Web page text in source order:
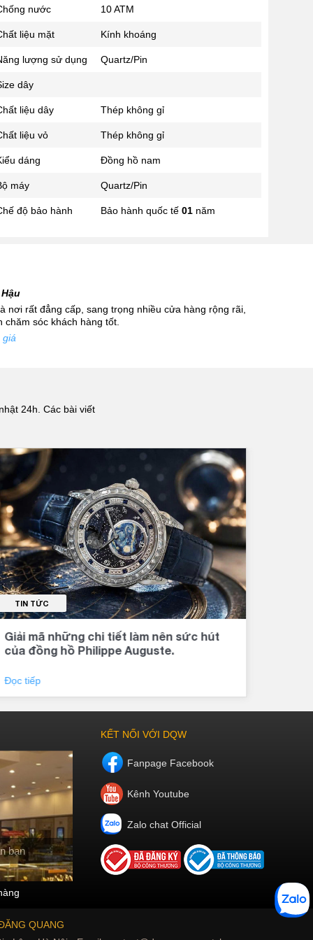
Số 28 Chùa Thông - Sơn Tây -
034 629 9090
Vinhomes Ocean Park 1, Dương
nước 10 ATM
liệu mặt Kính khoáng
lượng sử dụng Quartz/Pin
dây
liệu dây Thép không gỉ
liệu vỏ Thép không gỉ
dáng Đồng hồ nam
máy Quartz/Pin
độ bảo hành Bảo hành quốc tế 01năm
nơi rất đẳng cấp, sang trọng nhiều cửa hàng rộng rãi,
chăm sóc khách hàng tốt.
giá
24h. Các bài viết
TIN TỨC
Giải mã những chi tiết làm nên sức hút
của đồng hồ Philippe Auguste.
Đọc tiếp
bạn
KẾT NỐI VỚI DQW
Fanpage Facebook
Kênh Youtube
Zalo chat Official
QUANG